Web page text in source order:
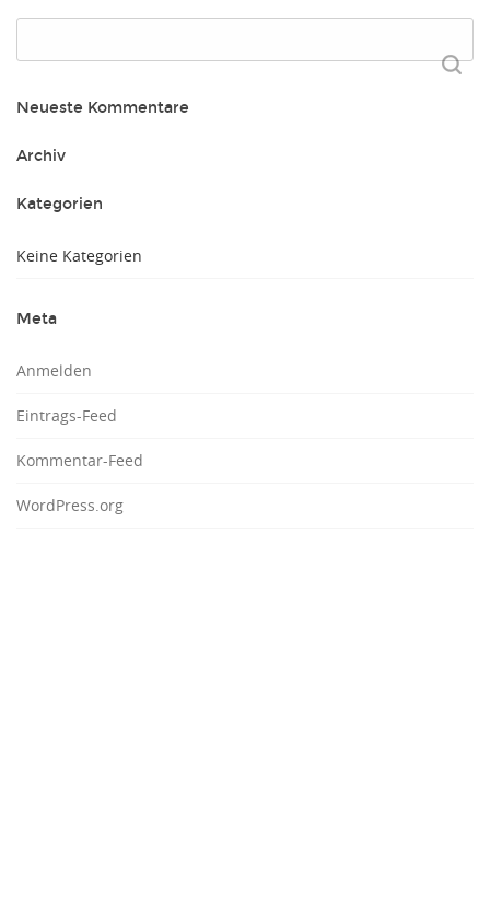
nach:
Neueste Kommentare
Archiv
Kategorien
Keine Kategorien
Meta
Anmelden
Eintrags-Feed
Kommentar-Feed
WordPress.org